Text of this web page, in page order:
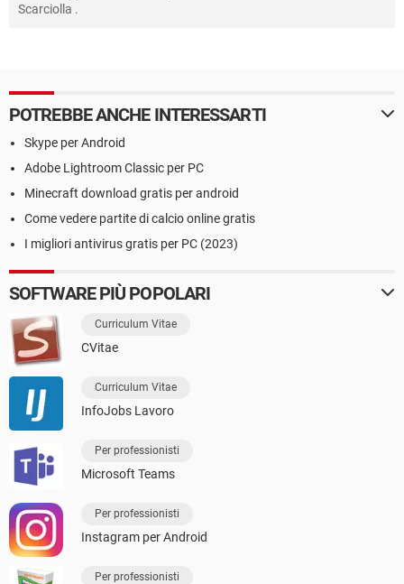
Scarciolla .
POTREBBE ANCHE INTERESSARTI
Skype per Android
Adobe Lightroom Classic per PC
Minecraft download gratis per android
Come vedere partite di calcio online gratis
I migliori antivirus gratis per PC (2023)
SOFTWARE PIÙ POPOLARI
Curriculum Vitae
CVitae
Curriculum Vitae
InfoJobs Lavoro
Per professionisti
Microsoft Teams
Per professionisti
Instagram per Android
Per professionisti